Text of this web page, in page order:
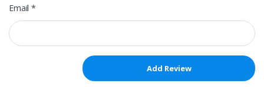
Email*